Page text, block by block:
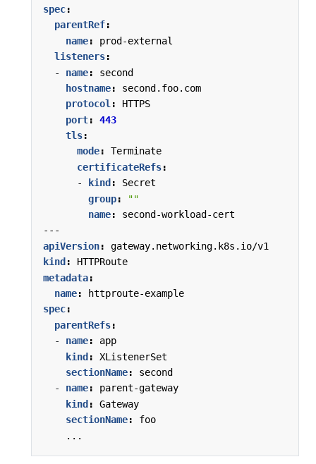
spec:
parentRef:
name:
prod-external
listeners:
- name:
second
hostname:
second.foo.com
protocol:
HTTPS
port:
443
tls:
mode:
Terminate
certificateRefs:
-
kind :
Secret
group:
""
name:
second-workload-cert
---
apiVersion:
gateway.networking.k8s.io/v1
kind :
HTTPRoute
metadata:
name:
httproute-example
spec:
parentRefs:
- name:
app
kind:
XListenerSet
sectionName:
second
- name:
parent-gateway
kind :
Gateway
sectionName:
foo
...